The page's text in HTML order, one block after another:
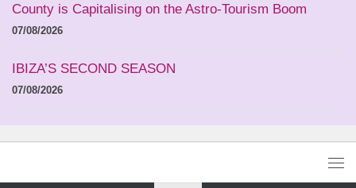
County is Capitalising on the Astro-Tourism Boom
07/08/2026
IBIZA’S SECOND SEASON
07/08/2026